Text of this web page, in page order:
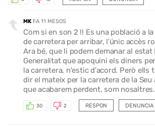
MK FA 11 MESOS
Com si en son 2 !! Es una població a
de carretera per arribar, l'únic accès
Ara bé, que li podem demanar al estat
Generalitat que apoquini els diners
la carretera, n'estic d'acord. Però ells
dir el mateix per la carretera de la Seu
que acabarem perdent, som nosaltres.
RESPON
30 2 DENUNCIA